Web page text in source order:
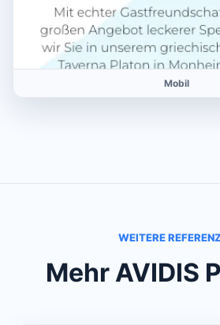
Mobil
WEITERE
Mehr AVIDIS